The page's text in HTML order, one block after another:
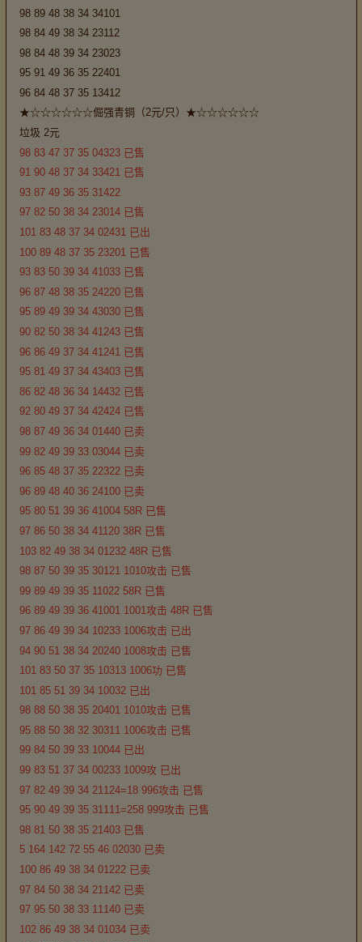
98 89 48 38 34 34101
98 84 49 38 34 23112
98 84 48 39 34 23023
95 91 49 36 35 22401
96 84 48 37 35 13412
★☆☆☆☆☆☆倔强青铜（2元/只）★☆☆☆☆☆☆
垃圾 2元
98 83 47 37 35 04323 已售
91 90 48 37 34 33421 已售
93 87 49 36 35 31422
97 82 50 38 34 23014 已售
101 83 48 37 34 02431 已出
100 89 48 37 35 23201 已售
93 83 50 39 34 41033 已售
96 87 48 38 35 24220 已售
95 89 49 39 34 43030 已售
90 82 50 38 34 41243 已售
96 86 49 37 34 41241 已售
95 81 49 37 34 43403 已售
86 82 48 36 34 14432 已售
92 80 49 37 34 42424 已售
98 87 49 36 34 01440 已卖
99 82 49 39 33 03044 已卖
96 85 48 37 35 22322 已卖
96 89 48 40 36 24100 已卖
95 80 51 39 36 41004 58R 已售
97 86 50 38 34 41120 38R 已售
103 82 49 38 34 01232 48R 已售
98 87 50 39 35 30121 1010攻击 已售
99 89 49 39 35 11022 58R 已售
96 89 49 39 36 41001 1001攻击 48R 已售
97 86 49 39 34 10233 1006攻击 已出
94 90 51 38 34 20240 1008攻击 已售
101 83 50 37 35 10313 1006功 已售
101 85 51 39 34 10032 已出
98 88 50 38 35 20401 1010攻击 已售
95 88 50 38 32 30311 1006攻击 已售
99 84 50 39 33 10044 已出
99 83 51 37 34 00233 1009攻 已出
97 82 49 39 34 21124=18 996攻击 已售
95 90 49 39 35 31111=258 999攻击 已售
98 81 50 38 35 21403 已售
5 164 142 72 55 46 02030 已卖
100 86 49 38 34 01222 已卖
97 84 50 38 34 21142 已卖
97 95 50 38 33 11140 已卖
102 86 49 38 34 01034 已卖